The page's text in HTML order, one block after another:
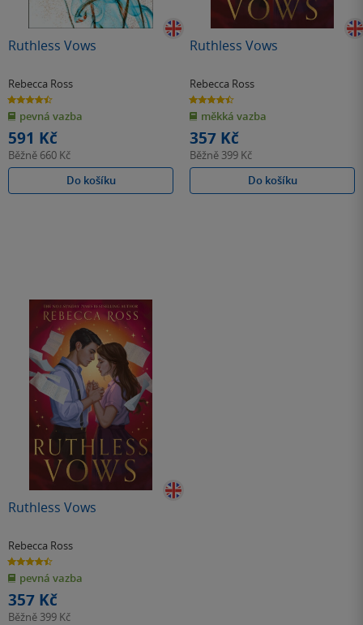
Ruthless Vows
Rebecca Ross
4.5
z
5
hvězdiček
pevná vazba
591 Kč
Běžně 660 Kč
Do košíku
Ruthless Vows
Rebecca Ross
4.5
z
5
hvězdiček
měkká vazba
357 Kč
Běžně 399 Kč
Do košíku
Ruthless Vows
Rebecca Ross
4.5
z
5
hvězdiček
pevná vazba
357 Kč
Běžně 399 Kč